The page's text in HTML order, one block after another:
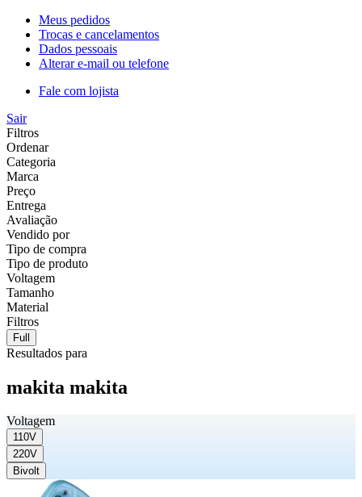
Meus pedidos
Trocas e cancelamentos
Dados pessoais
Alterar e-mail ou telefone
Fale com lojista
Sair
Filtros
Ordenar
Categoria
Marca
Preço
Entrega
Avaliação
Vendido por
Tipo de compra
Tipo de produto
Voltagem
Tamanho
Material
Filtros
Full
Resultados para
makita makita
Voltagem
110V
220V
Bivolt